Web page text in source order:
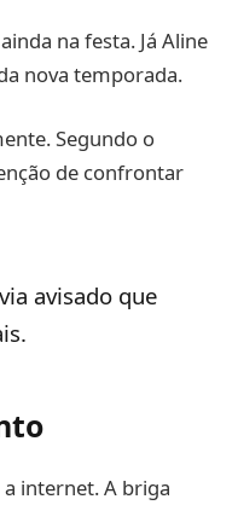
na festa. Já Aline
nova temporada.
Segundo o
de confrontar
avisado que
internet. A briga